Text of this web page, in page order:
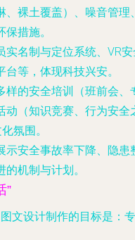
、裸土覆盖）、噪音管理
措施。
实名制与定位系统、VR
等，体现科技兴安。
样的安全培训（班前会、
动（知识竞赛、行为安全
氛围。
示安全事故率下降、隐患
机制与计划。
”
文设计制作的目标是：专